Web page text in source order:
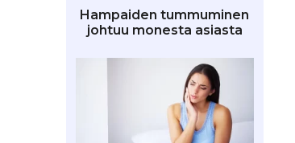
Hampaiden tummuminen
johtuu monesta asiasta